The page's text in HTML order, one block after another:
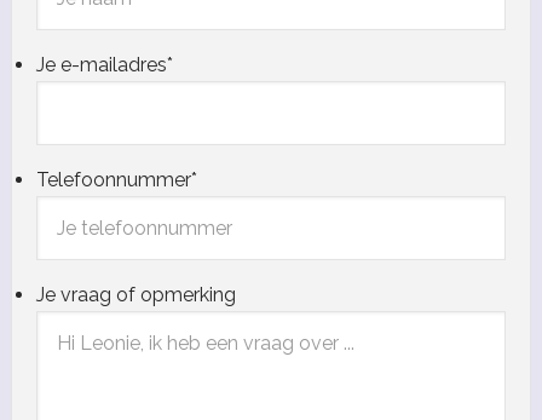
Je e-mailadres*
Telefoonnummer*
Je vraag of opmerking